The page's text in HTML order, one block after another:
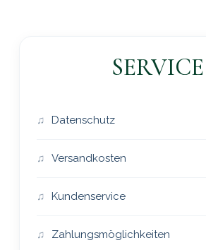
SERVICE
Datenschutz
Versandkosten
Kundenservice
Zahlungsmöglichkeiten